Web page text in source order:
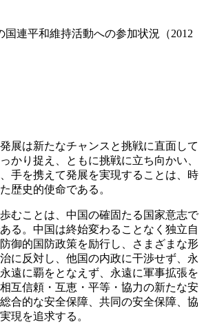
連平和維持活動への参加状況（2012
展は新たなチャンスと挑戦に直面して
かり捉え、ともに挑戦に立ち向かい、
手を携えて発展を実現することは、時
歴史的使命である。
むことは、中国の確固たる国家意志で
る。中国は終始変わることなく独立自
御的国防政策を励行し、さまざまな形
に反対し、他国の内政に干渉せず、永
遠に覇をとなえず、永遠に軍事拡張を
互信頼・互恵・平等・協力の新たな安
合的な安全保障、共同の安全保障、協
現を追求する。